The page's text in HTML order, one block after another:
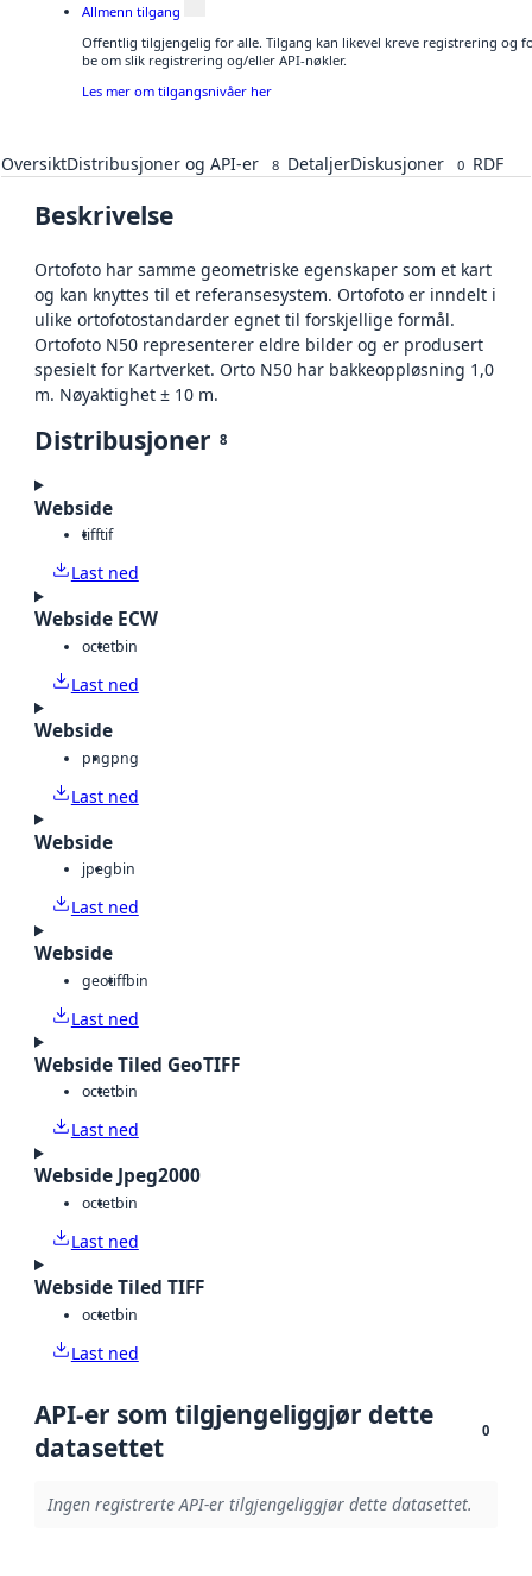
Allmenn tilgang
Offentlig tilgjengelig for alle. Tilgang kan likevel kreve registrering og
be om slik registrering og/eller API-nøkler.
Les mer om tilgangsnivåer her
OversiktDistribusjoner og API-er 8 DetaljerDiskusjoner 0 RDF
Beskrivelse
Ortofoto har samme geometriske egenskaper som et kart
og kan knyttes til et referansesystem. Ortofoto er inndelt i
ulike ortofotostandarder egnet til forskjellige formål.
Ortofoto N50 representerer eldre bilder og er produsert
spesielt for Kartverket. Orto N50 har bakkeoppløsning 1,0
m. Nøyaktighet ± 10 m.
Distribusjoner 8
Webside
tifftif
Last ned
Webside ECW
octetbin
Last ned
Webside
pngpng
Last ned
Webside
jpegbin
Last ned
Webside
geotiffbin
Last ned
Webside Tiled GeoTIFF
octetbin
Last ned
Webside Jpeg2000
octetbin
Last ned
Webside Tiled TIFF
octetbin
Last ned
API-er som tilgjengeliggjør dette
datasettet
0
Ingen registrerte API-er tilgjengeliggjør dette datasettet.